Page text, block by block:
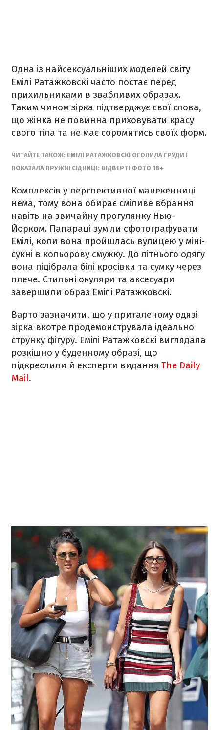
Одна із найсексуальніших моделей світу
Емілі Ратажковскі часто постає перед
прихильниками в звабливих образах.
Таким чином зірка підтверджує свої слова,
що жінка не повинна приховувати красу
свого тіла та не має соромитись своїх форм.
ЧИТАЙТЕ ТАКОЖ: ЕМІЛІ РАТАЖКОВСКІ ОГОЛИЛА ГРУДИ І
ПОКАЗАЛА ПРУЖНІ СІДНИЦІ: ВІДВЕРТІ ФОТО 18+
Комплексів у перспективної манекенниці
нема, тому вона обирає сміливе вбрання
навіть на звичайну прогулянку Нью-
Йорком. Папараці зуміли сфотографувати
Емілі, коли вона пройшлась вулицею у міні-
сукні в кольорову смужку. До літнього одягу
вона підібрала білі кросівки та сумку через
плече. Стильні окуляри та аксесуари
завершили образ Емілі Ратажковскі.
Варто зазначити, що у приталеному одязі
зірка вкотре продемонструвала ідеально
струнку фігуру. Емілі Ратажковскі виглядала
розкішно у буденному образі, що
підкреслили й експерти видання The Daily
Mail.